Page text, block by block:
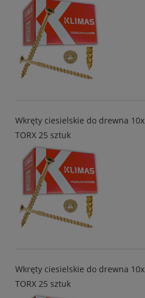
Wkręty ciesielskie do drewna
TORX 25 sztuk
Wkręty ciesielskie do drewna
TORX 25 sztuk